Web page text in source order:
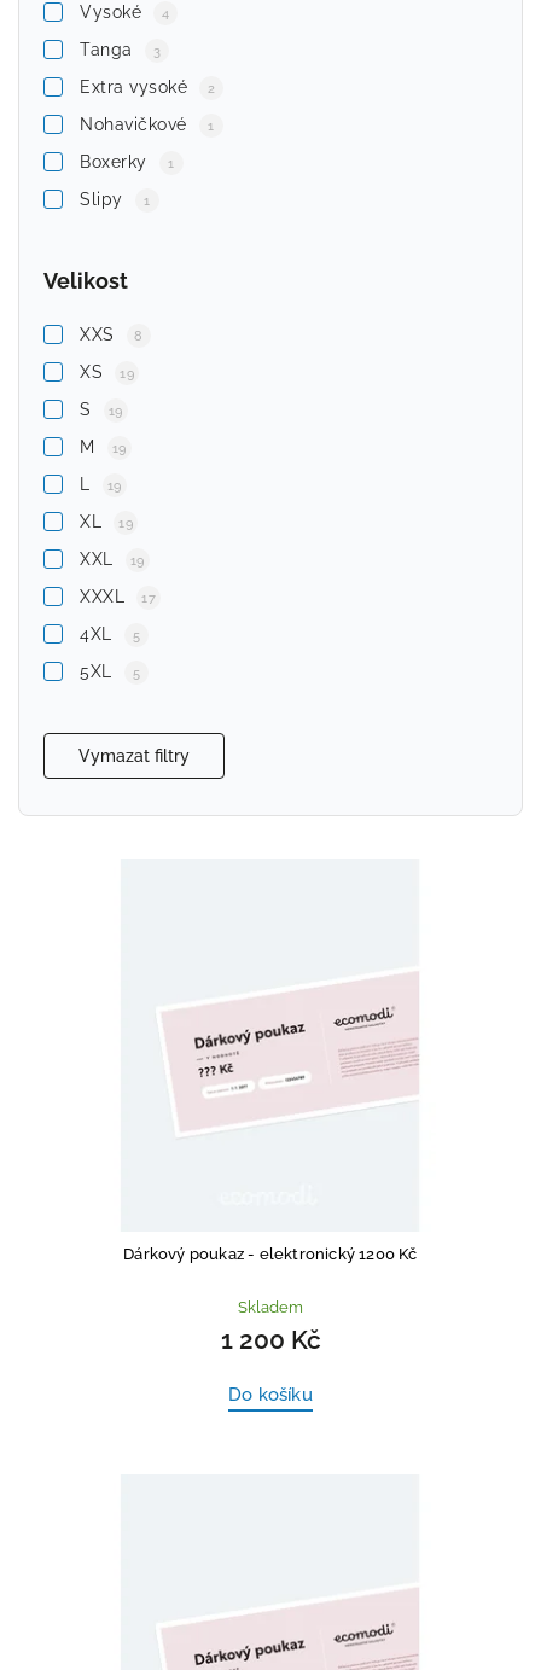
Vysoké 4
Tanga 3
Extra vysoké 2
Nohavičkové 1
Boxerky 1
Slipy 1
Velikost
XXS 8
XS 19
S 19
M 19
19
XL 19
XXL 19
XXXL 17
4XL 5
5XL 5
Vymazat filtry
Dárkový poukaz - elektronický 1200 Kč
Skladem
1 200 Kč
Do košíku